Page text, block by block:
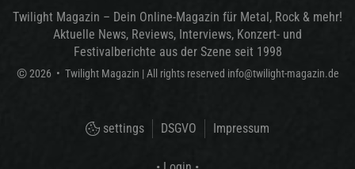
Twilight Magazin – Dein Online-Magazin für Metal, Rock & mehr!
Aktuelle News, Reviews, Interviews, Konzert- und
Festivalberichte aus der Szene seit 1998
© 2026 • Twilight Magazin | All rights reserved info@twilight-magazin.de
settings DSGVO Impressum